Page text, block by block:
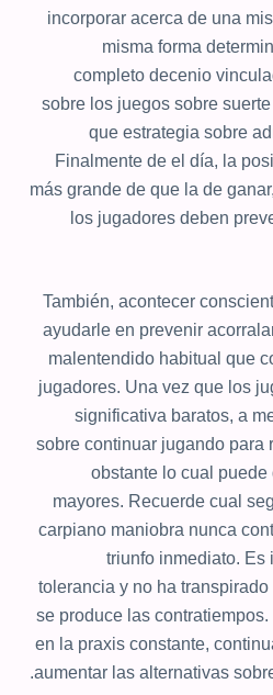
incorporar acerca de una
misma forma
completo decenio
sobre los juegos sobre
que estrategia sobre
Finalmente de el día, la
más grande de que la de
los jugadores deben
También, acontecer
ayudarle en prevenir
malentendido habitual que
jugadores. Una vez que los
significativa baratos, a
sobre continuar jugando para
obstante lo cual
mayores. Recuerde cual
carpiano maniobra nunca
triunfo inmediato. Es
tolerancia y no ha
se produce las
en la praxis constante,
aumentar las alternativas